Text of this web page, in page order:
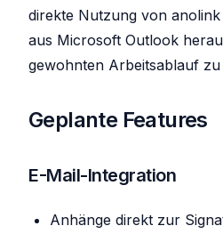
direkte Nutzung von
aus Microsoft Outlook
gewohnten Arbeitsablauf zu
Geplante Features
E-Mail-Integration
Anhänge direkt zur